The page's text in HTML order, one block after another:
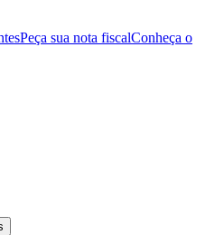
Peça sua nota fiscalConheça o